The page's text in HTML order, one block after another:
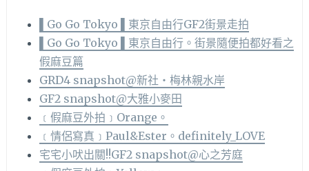
▌Go Go Tokyo ▌東京自由行GF2街景走拍
▌Go Go Tokyo ▌東京自由行。街景隨便拍都好看之
假麻豆篇
GRD4 snapshot@新社‧梅林親水岸
GF2 snapshot@大雅小麥田
﹝假麻豆外拍﹞Orange。
﹝情侶寫真﹞Paul&Ester。definitely_LOVE
宅宅小吠出關!!GF2 snapshot@心之芳庭